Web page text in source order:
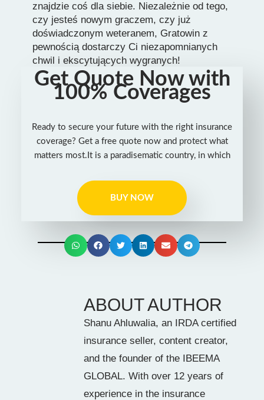
znajdzie coś dla siebie. Niezależnie od tego,
czy jesteś nowym graczem, czy już
doświadczonym weteranem, Gratowin z
pewnością dostarczy Ci niezapomnianych
chwil i ekscytujących wygranych!
Get Quote Now with
100% Coverages
Ready to secure your future with the right insurance
coverage? Get a free quote now and protect what
matters most.It is a paradisematic country, in which
BUY NOW
ABOUT AUTHOR
Shanu Ahluwalia, an IRDA certified
insurance seller, content creator,
and the founder of the IBEEMA
GLOBAL. With over 12 years of
experience in the insurance